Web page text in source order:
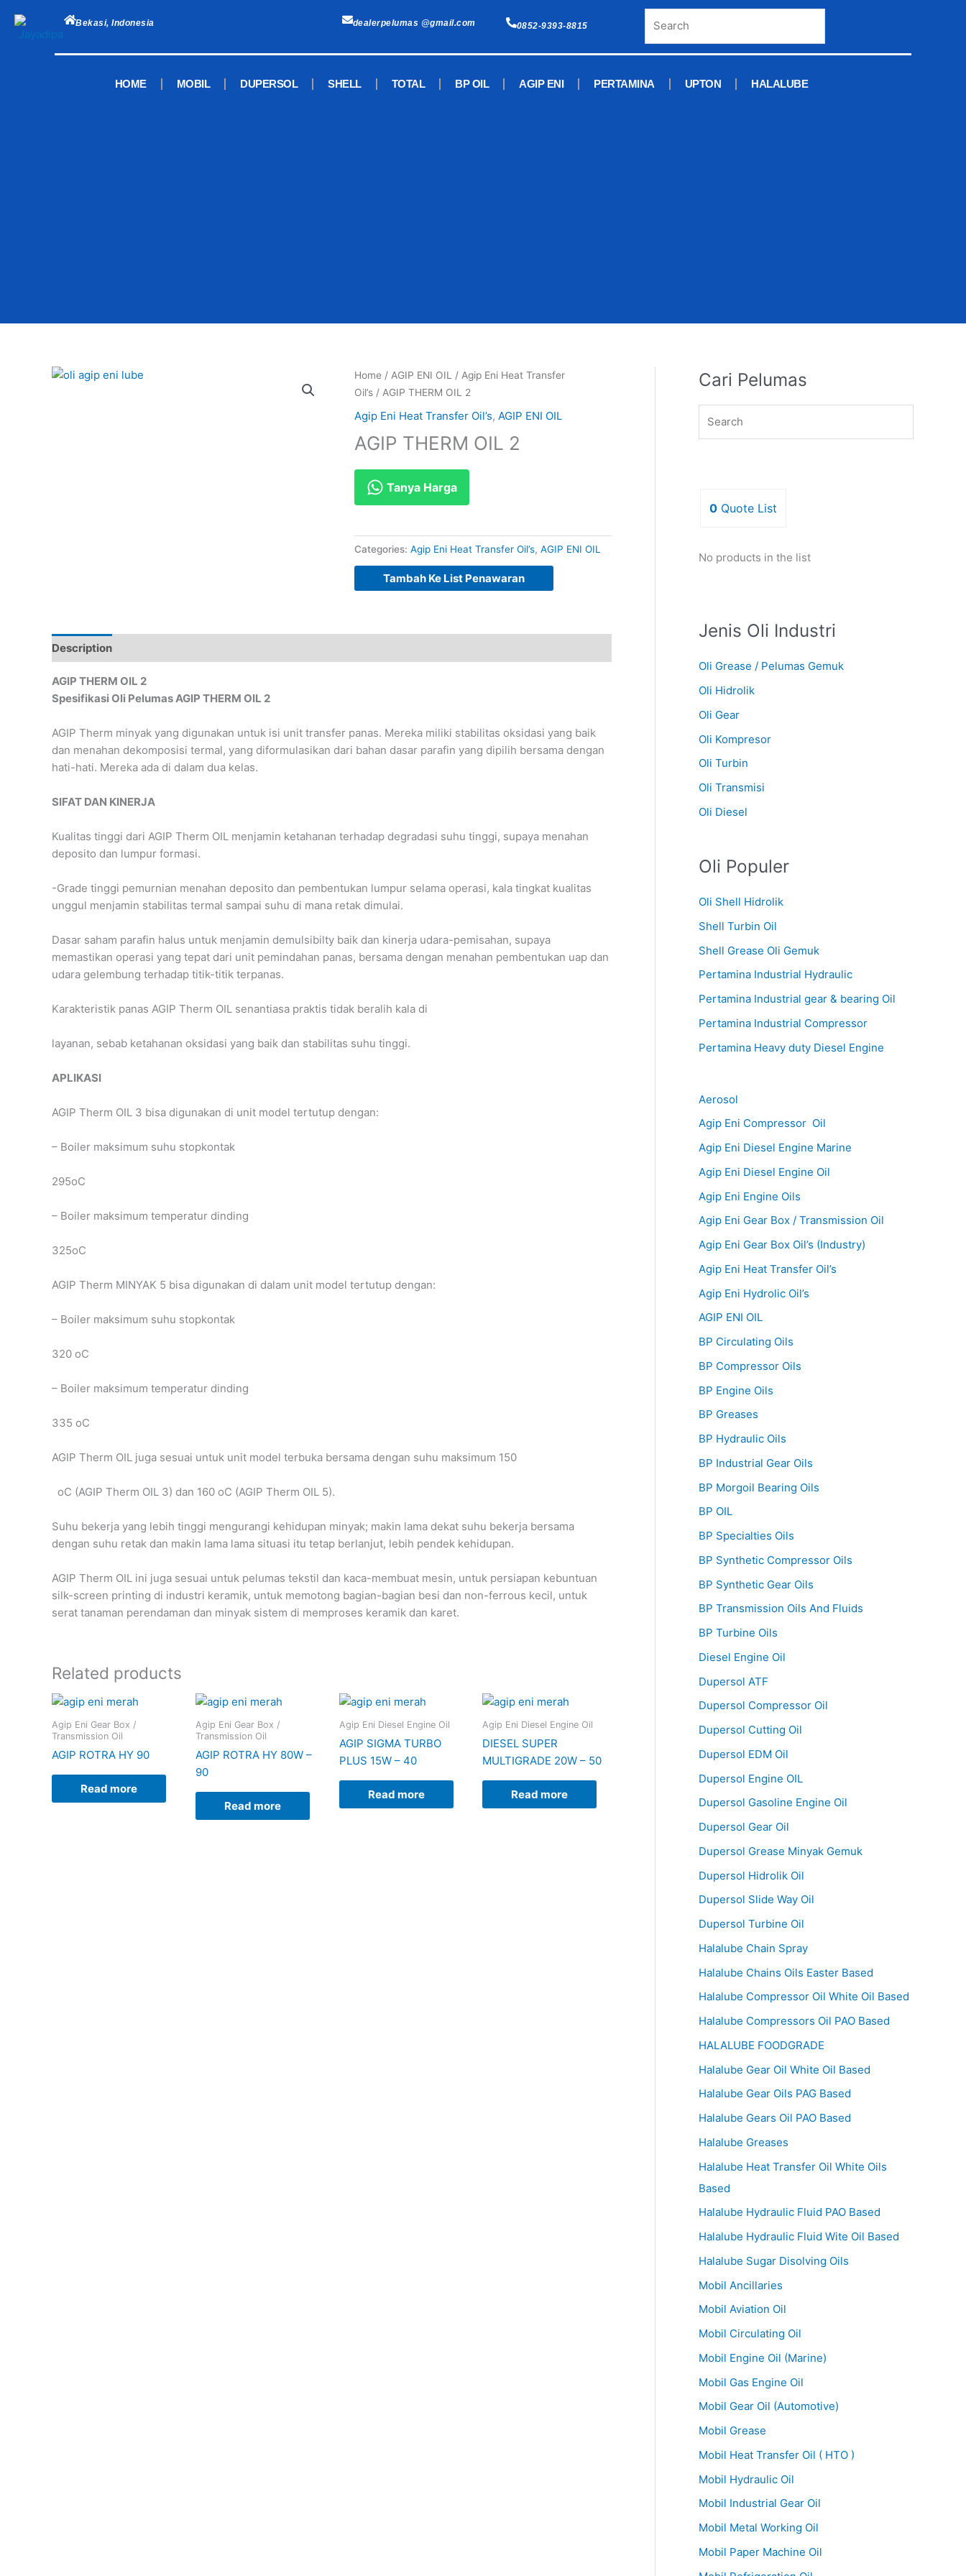
content
Bekasi, Indonesia dealerpelumas @gmail.com 0852-9393-8815
HOME MOBIL DUPERSOL SHELL TOTAL BP OIL AGIP ENI PERTAMINA UPTON HALALUBE
Home/ AGIP ENI OIL / Agip Eni Heat Transfer
Oil’s/ AGIP THERM OIL 2
Agip Eni Heat Transfer Oil’s, AGIP ENI OIL
AGIP THERM OIL 2
Tanya Harga
Categories: Agip Eni Heat Transfer Oil’s, AGIP ENI OIL
Tambah Ke List Penawaran
Description
AGIP THERM OIL 2
Spesifikasi Oli Pelumas AGIP THERM OIL 2
AGIP Therm minyak yang digunakan untuk isi unit transfer panas. Mereka miliki stabilitas oksidasi yang baik
dan menahan dekomposisi termal, yang diformulasikan dari bahan dasar parafin yang dipilih bersama dengan
hati-hati. Mereka ada di dalam dua kelas.
SIFAT DAN KINERJA
Kualitas tinggi dari AGIP Therm OIL menjamin ketahanan terhadap degradasi suhu tinggi, supaya menahan
deposito dan lumpur formasi.
-Grade tinggi pemurnian menahan deposito dan pembentukan lumpur selama operasi, kala tingkat kualitas
unggul menjamin stabilitas termal sampai suhu di mana retak dimulai.
Dasar saham parafin halus untuk menjamin demulsibilty baik dan kinerja udara-pemisahan, supaya
memastikan operasi yang tepat dari unit pemindahan panas, bersama dengan menahan pembentukan uap dan
udara gelembung terhadap titik-titik terpanas.
Karakteristik panas AGIP Therm OIL senantiasa praktis tidak beralih kala di
layanan, sebab ketahanan oksidasi yang baik dan stabilitas suhu tinggi.
APLIKASI
AGIP Therm OIL 3 bisa digunakan di unit model tertutup dengan:
– Boiler maksimum suhu stopkontak
295oC
– Boiler maksimum temperatur dinding
325oC
AGIP Therm MINYAK 5 bisa digunakan di dalam unit model tertutup dengan:
– Boiler maksimum suhu stopkontak
320 oC
– Boiler maksimum temperatur dinding
335 oC
AGIP Therm OIL juga sesuai untuk unit model terbuka bersama dengan suhu maksimum 150
oC (AGIP Therm OIL 3) dan 160 oC (AGIP Therm OIL 5).
Suhu bekerja yang lebih tinggi mengurangi kehidupan minyak; makin lama dekat suhu bekerja bersama
dengan suhu retak dan makin lama lama situasi itu tetap berlanjut, lebih pendek kehidupan.
AGIP Therm OIL ini juga sesuai untuk pelumas tekstil dan kaca-membuat mesin, untuk persiapan kebuntuan
silk-screen printing di industri keramik, untuk memotong bagian-bagian besi dan non-ferrous kecil, untuk
serat tanaman perendaman dan minyak sistem di memproses keramik dan karet.
Related products
Agip Eni Gear Box /
Transmission Oil
AGIP ROTRA HY 90
Read more
Agip Eni Gear Box /
Transmission Oil
AGIP ROTRA HY 80W –
90
Read more
Agip Eni Diesel Engine Oil
AGIP SIGMA TURBO
PLUS 15W – 40
Read more
Agip Eni Diesel Engine Oil
DIESEL SUPER
MULTIGRADE 20W – 50
Read more
Cari Pelumas
0 Quote List
No products in the list
Jenis Oli Industri
Oli Grease / Pelumas Gemuk
Oli Hidrolik
Oli Gear
Oli Kompresor
Oli Turbin
Oli Transmisi
Oli Diesel
Oli Populer
Oli Shell Hidrolik
Shell Turbin Oil
Shell Grease Oli Gemuk
Pertamina Industrial Hydraulic
Pertamina Industrial gear & bearing Oil
Pertamina Industrial Compressor
Pertamina Heavy duty Diesel Engine
Aerosol
Agip Eni Compressor Oil
Agip Eni Diesel Engine Marine
Agip Eni Diesel Engine Oil
Agip Eni Engine Oils
Agip Eni Gear Box / Transmission Oil
Agip Eni Gear Box Oil’s (Industry)
Agip Eni Heat Transfer Oil’s
Agip Eni Hydrolic Oil’s
AGIP ENI OIL
BP Circulating Oils
BP Compressor Oils
BP Engine Oils
BP Greases
BP Hydraulic Oils
BP Industrial Gear Oils
BP Morgoil Bearing Oils
BP OIL
BP Specialties Oils
BP Synthetic Compressor Oils
BP Synthetic Gear Oils
BP Transmission Oils And Fluids
BP Turbine Oils
Diesel Engine Oil
Dupersol ATF
Dupersol Compressor Oil
Dupersol Cutting Oil
Dupersol EDM Oil
Dupersol Engine OIL
Dupersol Gasoline Engine Oil
Dupersol Gear Oil
Dupersol Grease Minyak Gemuk
Dupersol Hidrolik Oil
Dupersol Slide Way Oil
Dupersol Turbine Oil
Halalube Chain Spray
Halalube Chains Oils Easter Based
Halalube Compressor Oil White Oil Based
Halalube Compressors Oil PAO Based
HALALUBE FOODGRADE
Halalube Gear Oil White Oil Based
Halalube Gear Oils PAG Based
Halalube Gears Oil PAO Based
Halalube Greases
Halalube Heat Transfer Oil White Oils
Based
Halalube Hydraulic Fluid PAO Based
Halalube Hydraulic Fluid Wite Oil Based
Halalube Sugar Disolving Oils
Mobil Ancillaries
Mobil Aviation Oil
Mobil Circulating Oil
Mobil Engine Oil (Marine)
Mobil Gas Engine Oil
Mobil Gear Oil (Automotive)
Mobil Grease
Mobil Heat Transfer Oil ( HTO )
Mobil Hydraulic Oil
Mobil Industrial Gear Oil
Mobil Metal Working Oil
Mobil Paper Machine Oil